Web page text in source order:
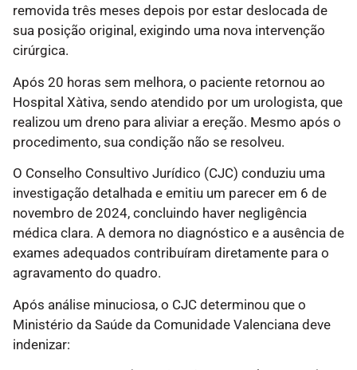
removida três meses depois por estar deslocada de
sua posição original, exigindo uma nova intervenção
cirúrgica.
Após 20 horas sem melhora, o paciente retornou ao
Hospital Xàtiva, sendo atendido por um urologista, que
realizou um dreno para aliviar a ereção. Mesmo após o
procedimento, sua condição não se resolveu.
O Conselho Consultivo Jurídico (CJC) conduziu uma
investigação detalhada e emitiu um parecer em 6 de
novembro de 2024, concluindo haver negligência
médica clara. A demora no diagnóstico e a ausência de
exames adequados contribuíram diretamente para o
agravamento do quadro.
Após análise minuciosa, o CJC determinou que o
Ministério da Saúde da Comunidade Valenciana deve
indenizar: